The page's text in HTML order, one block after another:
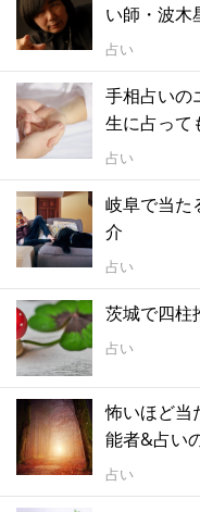
い師・波木
占い
手相占いの
生に占って
占い
岐阜で当た
介
占い
茨城で四柱
占い
怖いほど当
能者&占い
占い